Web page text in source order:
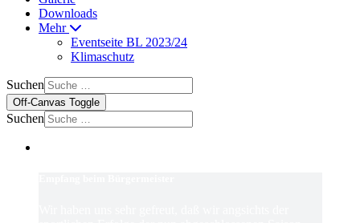
Downloads
Mehr
Eventseite BL 2023/24
Klimaschutz
Suchen
Off-Canvas Toggle
Suchen